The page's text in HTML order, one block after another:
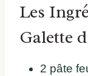
Les
Galette
2 pâte